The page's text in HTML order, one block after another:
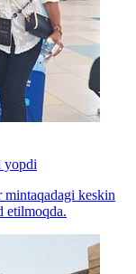
yopdi
mintaqadagi keskin
etilmoqda.